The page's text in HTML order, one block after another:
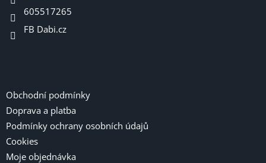
605517265
FB Dabi.cz
Obchodní podmínky
Doprava a platba
Podmínky ochrany osobních údajů
Cookies
Moje objednávka